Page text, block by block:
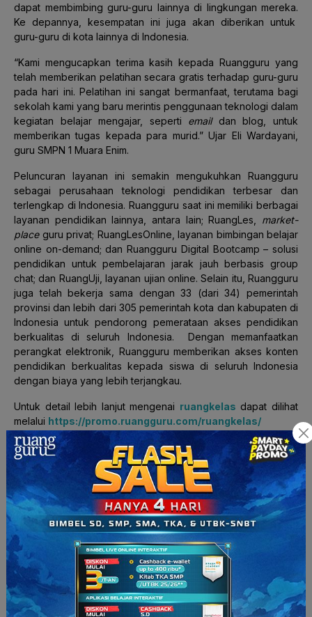
dapat membimbing guru-guru lainnya di lingkungan mereka.
Ke depannya, kesempatan ini juga akan diberikan untuk
guru-guru di kota lainnya di Indonesia.
“Kami mengucapkan terima kasih kepada Ruangguru yang
telah memberikan pelatihan secara gratis terhadap guru-guru
pada hari ini. Pelatihan ini sangat bermanfaat, terutama bagi
sekolah kami yang baru merintis penggunaan teknologi dalam
kegiatan belajar mengajar, seperti email dan blog, untuk
memberikan tugas kepada para murid.” Ujar Eli Wardayani,
guru SMPN 1 Muara Enim.
Peluncuran layanan ini semakin mengukuhkan Ruangguru
sebagai perusahaan teknologi pendidikan terbesar dan
terlengkap di Indonesia. Ruangguru saat ini memiliki berbagai
layanan pendidikan lainnya, antara lain; RuangLes, market-
placeguru privat; RuangLesOnline, layanan bimbingan belajar
online on-demand; dan Ruangguru Digital Bootcamp – solusi
pendidikan untuk pembelajaran jarak jauh berbasis group
chat; dan RuangUji, layanan ujian online. Selain itu, Ruangguru
juga telah bekerja sama dengan 33 (dari 34) pemerintah
provinsi dan lebih dari 305 pemerintah kota dan kabupaten di
Indonesia untuk pendorong pemerataan akses pendidikan
berkualitas di seluruh Indonesia. Dengan memanfaatkan
perangkat elektronik, Ruangguru memberikan akses konten
pendidikan berkualitas kepada siswa di seluruh Indonesia
dengan biaya yang lebih terjangkau.
Untuk detail lebih lanjut mengenai ruangkelas dapat dilihat
melalui https://promo.ruangguru.com/ruangkelas/
Siaran Pers
Rabia Edra
Bagikan artikel ini:
Artikel Terbaru